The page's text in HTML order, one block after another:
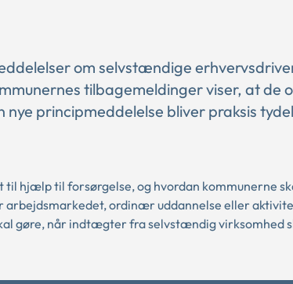
om selvstændige
tilbagemeldinger viser, at de
principmeddelelse bliver praksis
hjælp til forsørgelse, og hvordan kommunerne
ordinær uddannelse eller
gøre, når indtægter fra selvstændig virksomhed